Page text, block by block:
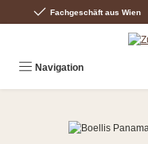
Zum Hauptinhalt springen
Fachgeschäft aus Wien
Navigation